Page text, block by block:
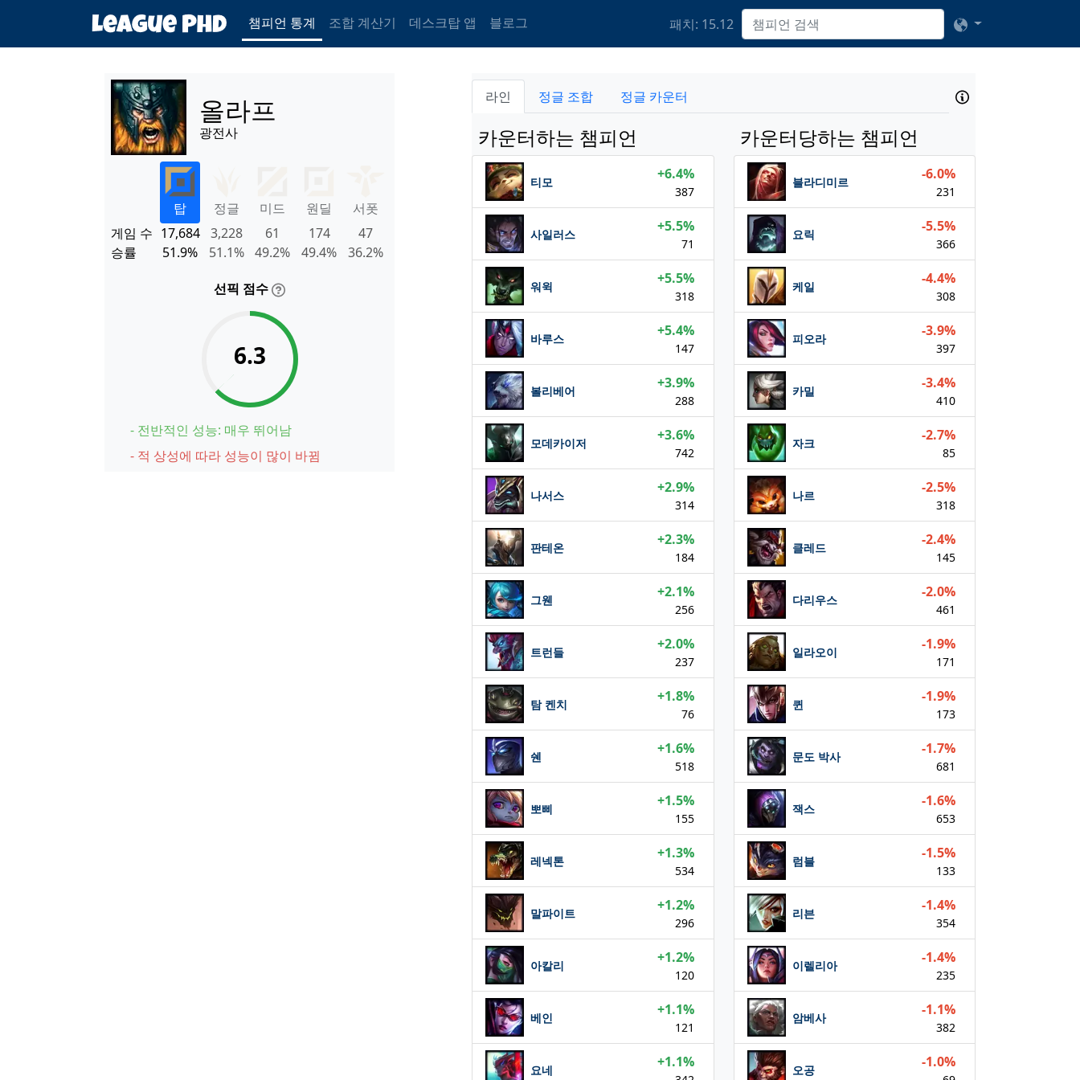
챔피언 통계 조합 계산기 데스크탑 앱 블로그 패치: 15.12
올라프
광전사
탑 정글 미드 원딜
서폿
게임 수 17,684 3,228 61 174
47
승률
51.9% 51.1% 49.2% 49.4% 36.2%
선픽 점수
6.3
- 전반적인 성능: 매우 뛰어남
- 적 상성에 따라 성능이 많이 바뀜
라인 정글 조합 정글 카운터
카운터하는 챔피언
티모 +6.4%
387
사일러스 +5.5%
71
워윅 +5.5%
318
바루스 +5.4%
147
볼리베어 +3.9%
288
모데카이저 +3.6%
742
나서스 +2.9%
314
판테온 +2.3%
184
그웬 +2.1%
256
트런들 +2.0%
237
탐 켄치 +1.8%
76
쉔 +1.6%
518
뽀삐 +1.5%
155
레넥톤 +1.3%
534
말파이트 +1.2%
296
아칼리 +1.2%
120
베인 +1.1%
121
요네 +1.1%
카운터당하는 챔피언
블라디미르 -6.0%
231
요릭 -5.5%
366
케일 -4.4%
308
피오라 -3.9%
397
카밀 -3.4%
410
자크 -2.7%
85
나르 -2.5%
318
클레드 -2.4%
145
다리우스 -2.0%
461
일라오이 -1.9%
171
퀸 -1.9%
173
문도 박사 -1.7%
681
잭스 -1.6%
653
럼블 -1.5%
133
리븐 -1.4%
354
이렐리아 -1.4%
235
암베사 -1.1%
382
오공 -1.0%